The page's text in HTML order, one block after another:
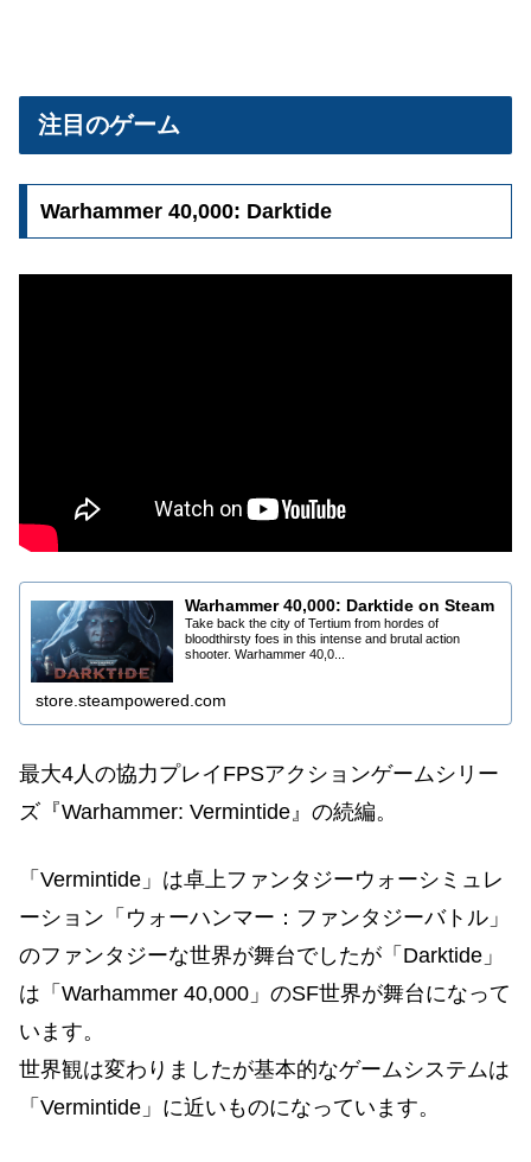
注目のゲーム
Warhammer 40,000: Darktide
Warhammer 40,000: Darktide on Steam
Take back the city of Tertium from hordes of
bloodthirsty foes in this intense and brutal action
shooter. Warhammer 40,0...
store.steampowered.com
最大4人の協力プレイFPSアクションゲームシリー
ズ『Warhammer: Vermintide』の続編。
「Vermintide」は卓上ファンタジーウォーシミュレ
ーション「ウォーハンマー：ファンタジーバトル」
のファンタジーな世界が舞台でしたが「Darktide」
は「Warhammer 40,000」のSF世界が舞台になって
います。
世界観は変わりましたが基本的なゲームシステムは
「Vermintide」に近いものになっています。